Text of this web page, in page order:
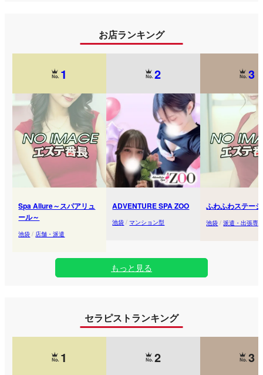
お店ランキング
1
Spa Allure～スパアリュ
ール～
池袋 / 店舗・派遣
2
ADVENTURE SPA ZOO
池袋 /マンション型
3
ふわふわステー
池袋 /派遣・出張専
もっと見る
セラピストランキング
1 2 3